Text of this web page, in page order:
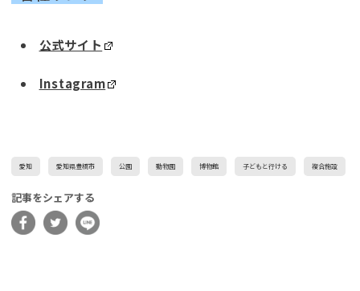
公式サイト
Instagram
愛知 愛知県豊橋市 公園 動物園 博物館 子どもと行ける 複合施設
記事をシェアする